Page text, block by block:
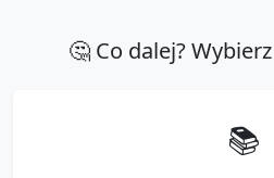
🤔 Co dalej?
📚